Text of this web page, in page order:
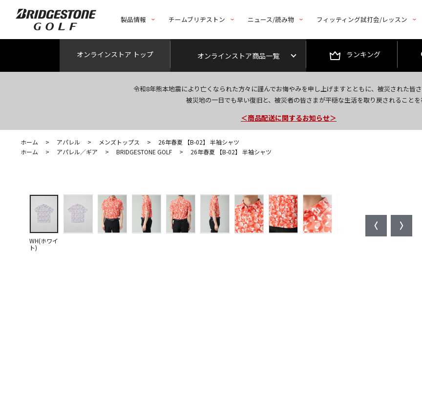
製品情報 チームブリヂストン ニュース/読み物 フィッティング試打会/レッスン
オンラインストア トップ オンラインストア商品一覧 ランキング
令和8年熊本地震により亡くなられた方々に謹んでお悔やみを申し上げますとともに、被災された皆
被災地の一日でも早い復旧と、被災者の皆さまが平穏な生活を取り戻されることを
＜夏季休暇中のご注文・発送・お問い合わせ＞
今なら新規会員登録で1,000円OFFクーポンプレゼント！
＜商品配送に関するお知らせ＞
ホーム > アパレル > メンズトップス >
26年春夏 【B-02】 半袖シャツ
ホーム
> アパレル／ギア > BRIDGESTONE GOLF > 26年春夏 【B-02】 半袖シャツ
WH(ホワイ
ト)